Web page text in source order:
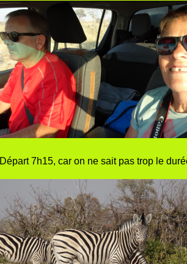
Départ 7h15, car on ne sait pas trop le